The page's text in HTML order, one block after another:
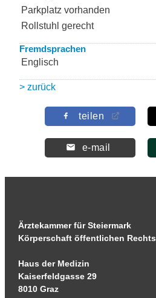
Parkplatz vorhanden
Rollstuhl gerecht
Fremdsprachen
Englisch
> zurück
teilen
e-mail
Ärztekammer für Steiermark
Körperschaft öffentlichen Rechts
Haus der Medizin
Kaiserfeldgasse 29
8010 Graz